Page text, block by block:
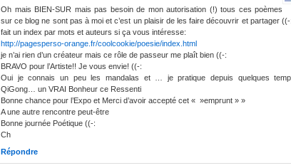
Oh mais BIEN-SUR mais pas besoin de mon autorisation (!) tous ces poèmes
sur ce blog ne sont pas à moi et c’est un plaisir de les faire découvrir et partager ((-:
fait un index par mots et auteurs si ça vous intéresse:
http://pagesperso-orange.fr/coolcookie/poesie/index.html
je n’ai rien d’un créateur mais ce rôle de passeur me plaît bien ((-:
BRAVO pour l’Artiste!! Je vous envie! ((-:
Oui je connais un peu les mandalas et … je pratique depuis quelques
QiGong… un VRAI Bonheur ce Ressenti
Bonne chance pour l’Expo et Merci d’avoir accepté cet « »emprunt » »
A une autre rencontre peut-être
Bonne journée Poétique ((-:
Ch
Répondre